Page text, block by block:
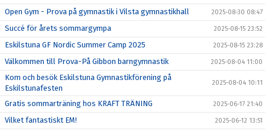
Open Gym - Prova på gymnastik i Vilsta gymnastikhall 2025-08-30 08:47
Succé för årets sommargympa 2025-08-15 23:52
Eskilstuna GF Nordic Summer Camp 2025 2025-08-15 23:28
Välkommen till Prova-På Gibbon barngymnastik 2025-08-04 11:00
Kom och besök Eskilstuna Gymnastikförening på
Eskilstunafesten
2025-08-04 10:11
Gratis sommarträning hos KRAFT TRÄNING 2025-06-17 21:40
Vilket fantastiskt EM! 2025-06-12 13:51